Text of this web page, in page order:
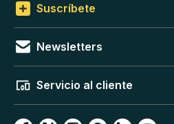
Suscríbete
Newsletters
Servicio al cliente